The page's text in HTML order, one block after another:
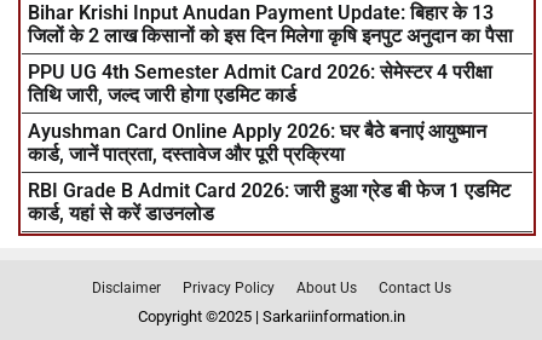
Bihar Krishi Input Anudan Payment Update: बिहार के 13
जिलों के 2 लाख किसानों को इस दिन मिलेगा कृषि इनपुट अनुदान का पैसा
PPU UG 4th Semester Admit Card 2026: सेमेस्टर 4 परीक्षा
तिथि जारी, जल्द जारी होगा एडमिट कार्ड
Ayushman Card Online Apply 2026: घर बैठे बनाएं आयुष्मान
कार्ड, जानें पात्रता, दस्तावेज और पूरी प्रक्रिया
RBI Grade B Admit Card 2026: जारी हुआ ग्रेड बी फेज 1 एडमिट
कार्ड, यहां से करें डाउनलोड
Disclaimer Privacy Policy About Us Contact Us
Copyright ©2025 | Sarkariinformation.in